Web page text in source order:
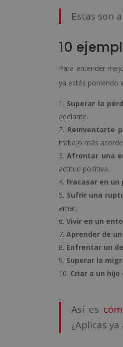
Estas son
10
Para entender
ya estés poniendo
Superar la
adelante.
Reinventarte
trabajo más
Afrontar una
actitud positiva.
Fracasar en
Sufrir una
amar.
Vivir en un
Aprender de
Enfrentar un
Superar la
Criar a un
Así es
¿Aplicas